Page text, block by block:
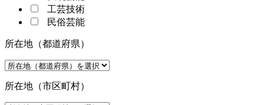
工芸技術
民俗芸能
所在地（都道府県）
所在地（市区町村）